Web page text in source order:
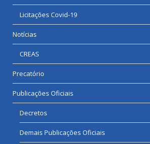
Licitações Covid-19
Notícias
CREAS
Precatório
Publicações Oficiais
Decretos
Demais Publicações Oficiais